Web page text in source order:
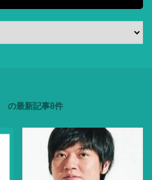
の最新記事8件